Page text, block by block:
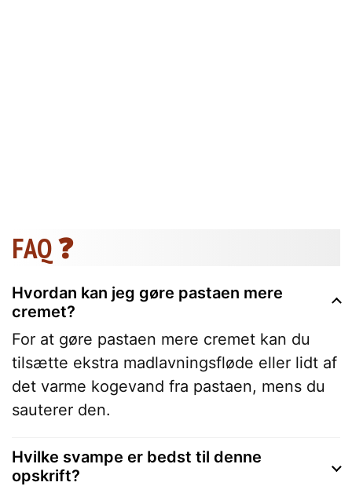
FAQ ❓
Hvordan kan jeg gøre pastaen mere
cremet?
For at gøre pastaen mere cremet kan du
tilsætte ekstra madlavningsfløde eller lidt af
det varme kogevand fra pastaen, mens du
sauterer den.
Hvilke svampe er bedst til denne
opskrift?